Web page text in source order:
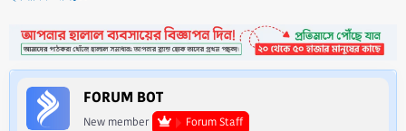
d
s
t
a
r
t
d
a
t
e
FORUM BOT
New member Forum Staff